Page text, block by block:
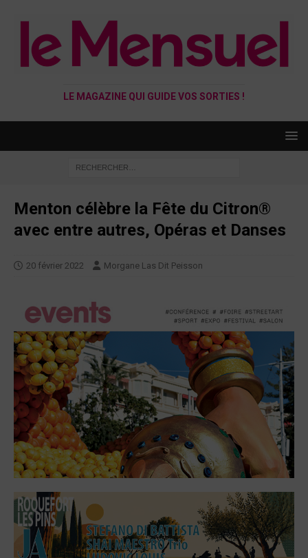
LE MAGAZINE QUI GUIDE VOS SORTIES !
Menton célèbre la Fête du Citron®
avec entre autres, Opéras et Danses
20 février 2022 Morgane Las Dit Peisson